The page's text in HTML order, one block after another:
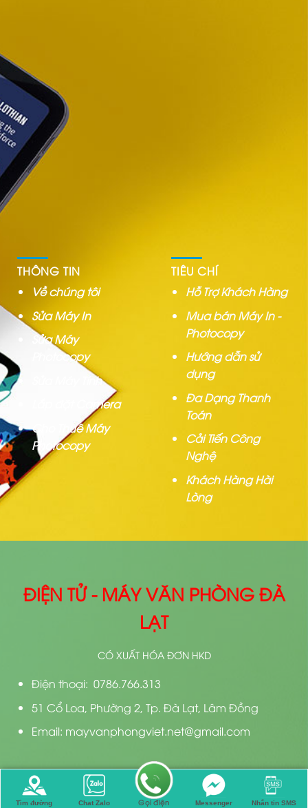
THÔNG TIN
Về chúng tôi
Sửa Máy In
Sửa Máy
Photocopy
Sửa Máy Tính
Lắp đặt Camera
Cho Thuê Máy
Photocopy
TIÊU CHÍ
Hỗ Trợ Khách Hàng
Mua bán Máy In -
Photocopy
Hướng dẫn sử
dụng
Đa Dạng Thanh
Toán
Cải Tiến Công
Nghệ
Khách Hàng Hài
Lòng
ĐIỆN TỬ - MÁY VĂN PHÒNG ĐÀ
LẠT
CÓ XUẤT HÓA ĐƠN HKD
Điện thoại: 0786.766.313
51 Cổ Loa, Phường 2, Tp. Đà Lạt, Lâm Đồng
Email: mayvanphongviet.net@gmail.com
Bản quyền 2026 © Thiết kế bởi Điện Tử Đà Lạt
Tìm đường Chat Zalo Gọi điện Messenger Nhắn tin SMS